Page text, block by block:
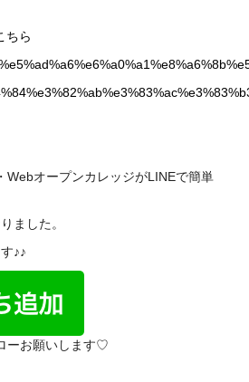
ちら
WebオープンカレッジがLINEで簡単
ました。
♪♪
ーお願いします♡